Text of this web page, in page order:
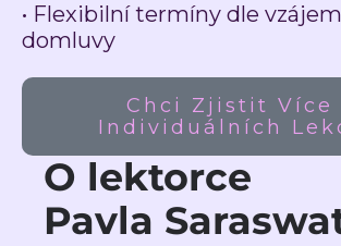
• Flexibilní termíny dle
domluvy
Chci Zjistit Více
Individuálních
O lektorce
Pavla